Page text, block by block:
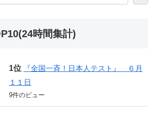
時間集計)
『全国一斉！日本人テスト』 ６月
１１日
9件のビュー